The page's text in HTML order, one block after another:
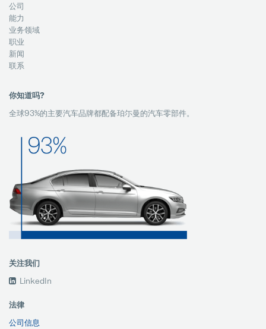
公司
能力
业务领域
职业
新闻
联系
你知道吗?
全球93%的主要汽车品牌都配备珀尓曼的汽车零部件。
关注我们
LinkedIn
法律
公司信息